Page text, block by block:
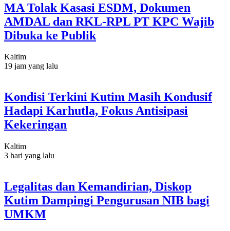
MA Tolak Kasasi ESDM, Dokumen
AMDAL dan RKL-RPL PT KPC Wajib
Dibuka ke Publik
Kaltim
19 jam yang lalu
Kondisi Terkini Kutim Masih Kondusif
Hadapi Karhutla, Fokus Antisipasi
Kekeringan
Kaltim
3 hari yang lalu
Legalitas dan Kemandirian, Diskop
Kutim Dampingi Pengurusan NIB bagi
UMKM